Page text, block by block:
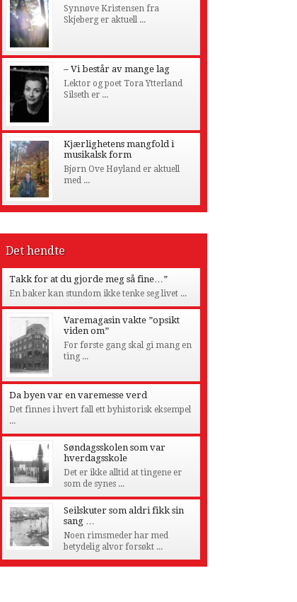
Synnøve Kristensen fra
Skjeberg er aktuell ...
– Vi består av mange lag
Lektor og poet Tora Ytterland
Silseth er ...
Kjærlighetens mangfold i
musikalsk form
Bjørn Ove Høyland er aktuell
med ...
Det hendte
Takk for at du gjorde meg så fine…”
En baker kan stundom ikke tenke seg livet ...
Varemagasin vakte ”opsikt
viden om”
For første gang skal gi mang en
ting ...
Da byen var en varemesse verd
Det finnes i hvert fall ett byhistorisk eksempel
...
Søndagsskolen som var
hverdagsskole
Det er ikke alltid at tingene er
som de synes ...
Seilskuter som aldri fikk sin
sang …
Noen rimsmeder har med
betydelig alvor forsøkt ...